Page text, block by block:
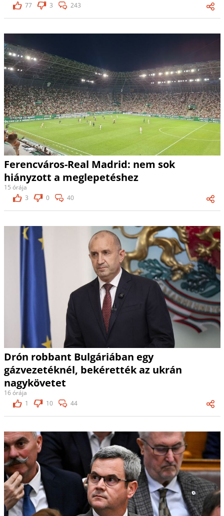
77
3 243
Ferencváros-Real Madrid: nem sok
hiányzott a meglepetéshez
15 órája
3
0 40
Drón robbant Bulgáriában egy
gázvezetéknél, bekérették az ukrán
nagykövetet
16 órája
1
10 44